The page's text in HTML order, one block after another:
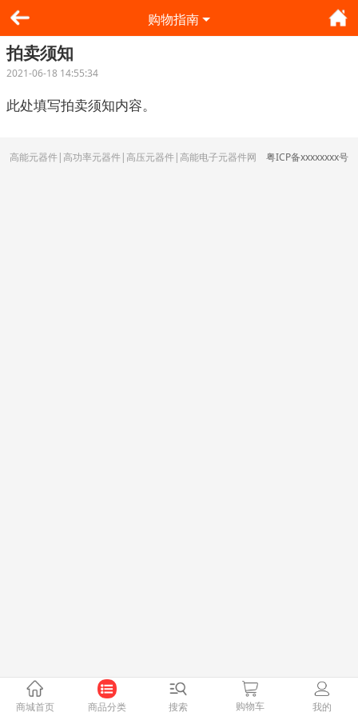
购物指南
拍卖须知
2021-06-18 14:55:34
此处填写拍卖须知内容。
高能元器件|高功率元器件|高压元器件|高能电子元器件网 粤ICP备xxxxxxxx号
商城首页 商品分类 搜索 购物车 我的